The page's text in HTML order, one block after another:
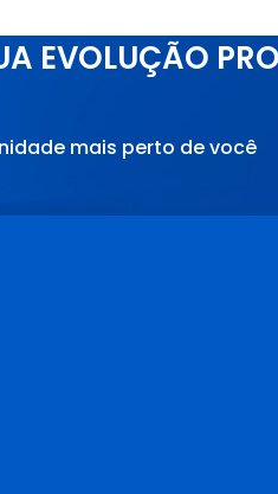
EVOLUÇÃO
mais perto de você